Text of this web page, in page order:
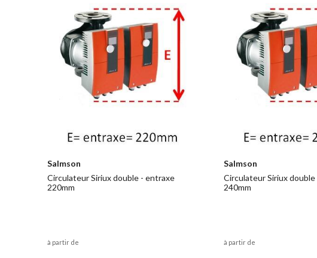
Salmson
Circulateur Siriux double - entraxe
220mm
à partir de
Salmson
Circulateur Siriux
240mm
à partir de